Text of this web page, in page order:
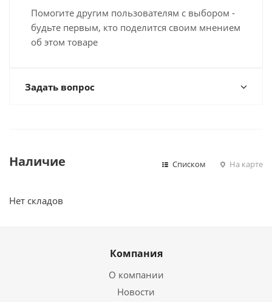
Помогите другим пользователям с выбором -
будьте первым, кто поделится своим мнением
об этом товаре
Задать вопрос
Наличие Списком На карте
Нет складов
Компания
О компании
Новости